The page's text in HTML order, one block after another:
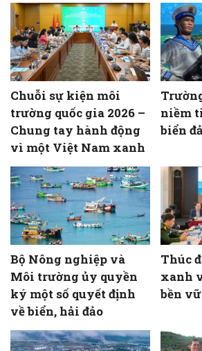
Chuỗi sự kiện môi
trường quốc gia 2026 –
Chung tay hành động
vì một Việt Nam xanh
niềm
biển
Bộ Nông nghiệp và
Môi trường ủy quyền
ký một số quyết định
về biển, hải đảo
Thúc
xanh
bền